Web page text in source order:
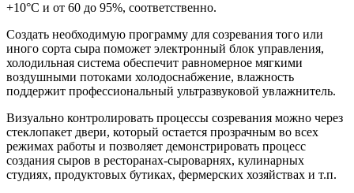
+10°С и от 60 до 95%, соответственно.
Создать необходимую программу для созревания того или
иного сорта сыра поможет электронный блок управления,
холодильная система обеспечит равномерное мягкими
воздушными потоками холодоснабжение, влажность
поддержит профессиональный ультразвуковой увлажнитель.
Визуально контролировать процессы созревания можно через
стеклопакет двери, который остается прозрачным во всех
режимах работы и позволяет демонстрировать процесс
создания сыров в ресторанах-сыроварнях, кулинарных
студиях, продуктовых бутиках, фермерских хозяйствах и т.п.